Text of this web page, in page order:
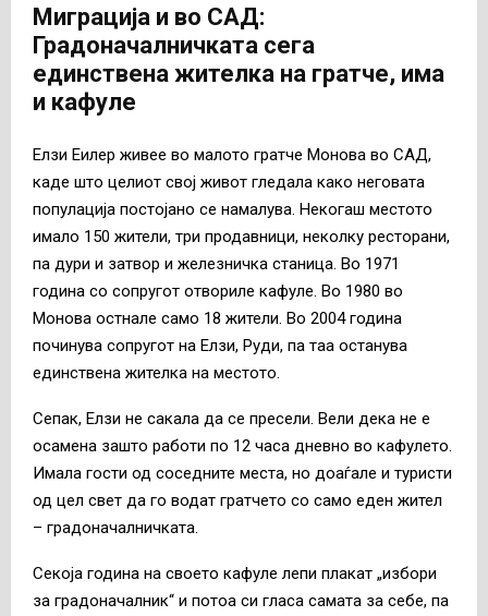
Миграција и во САД:
Градоначалничката сега
единствена жителка на гратче, има
и кафуле
Елзи Еилер живее во малото гратче Монова во САД,
каде што целиот свој живот гледала како неговата
популација постојано се намалува. Некогаш местото
имало 150 жители, три продавници, неколку ресторани,
па дури и затвор и железничка станица. Во 1971
година со сопругот отвориле кафуле. Во 1980 во
Монова остнале само 18 жители. Во 2004 година
починува сопругот на Елзи, Руди, па таа останува
единствена жителка на местото.
Сепак, Елзи не сакала да се пресели. Вели дека не е
осамена зашто работи по 12 часа дневно во кафулето.
Имала гости од соседните места, но доаѓале и туристи
од цел свет да го водат гратчето со само еден жител
– градоначалничката.
Секоја година на своето кафуле лепи плакат „избори
за градоначалник“ и потоа си гласа самата за себе, па